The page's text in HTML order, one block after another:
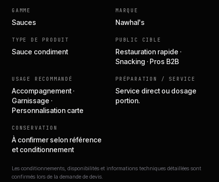
GAMME
Sauces
MARQUE
Nawhal's
TYPE DE PRODUIT
Sauce condiment
PUBLIC CIBLE
Restauration rapide ·
Snacking · Pros B2B
USAGE RECOMMANDÉ
Accompagnement ·
Garnissage ·
Personnalisation carte
PRÉPARATION / SERVICE
Service direct ou dosage
portion.
CONSERVATION
À confirmer selon référence
et conditionnement
Les conditionnements, disponibilités et informations techniques détaillées sont
confirmés lors de la demande de devis.